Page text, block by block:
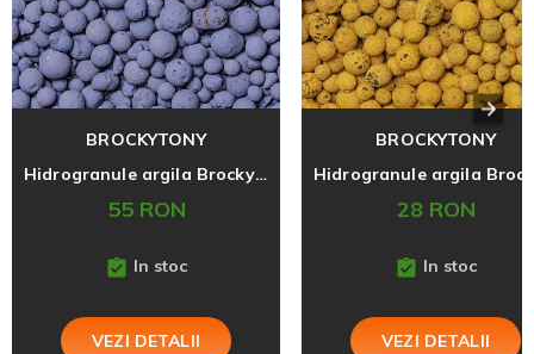
BROCKYTONY
Hidrogranule argila Brockytony 8-16 mm, Lilac, 5 litri
55 RON
In stoc
VEZI DETALII
BROCKYTONY
28 RON
In stoc
VEZI DETALII